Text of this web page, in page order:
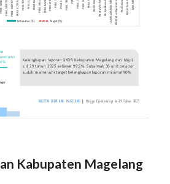
Kabupaten Magelang